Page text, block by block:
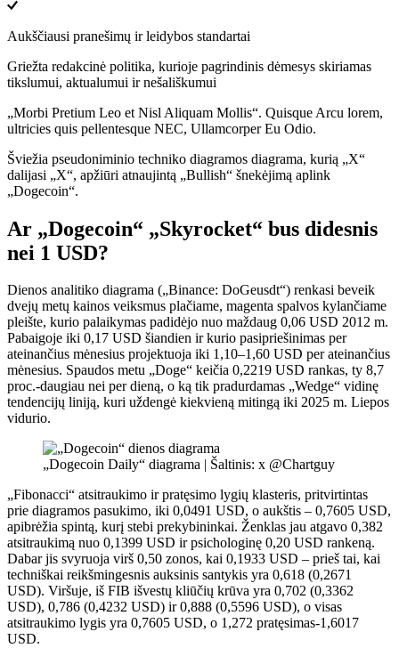
Aukščiausi pranešimų ir leidybos standartai
Griežta redakcinė politika, kurioje pagrindinis dėmesys skiriamas
tikslumui, aktualumui ir nešališkumui
„Morbi Pretium Leo et Nisl Aliquam Mollis“. Quisque Arcu lorem,
ultricies quis pellentesque NEC, Ullamcorper Eu Odio.
Šviežia pseudoniminio techniko diagramos diagrama, kurią „X“
dalijasi „X“, apžiūri atnaujintą „Bullish“ šnekėjimą aplink
„Dogecoin“.
Ar „Dogecoin“ „Skyrocket“ bus didesnis
nei 1 USD?
Dienos analitiko diagrama („Binance: DoGeusdt“) renkasi beveik
dvejų metų kainos veiksmus plačiame, magenta spalvos kylančiame
pleište, kurio palaikymas padidėjo nuo maždaug 0,06 USD 2012 m.
Pabaigoje iki 0,17 USD šiandien ir kurio pasipriešinimas per
ateinančius mėnesius projektuoja iki 1,10–1,60 USD per ateinančius
mėnesius. Spaudos metu „Doge“ keičia 0,2219 USD rankas, ty 8,7
proc.-daugiau nei per dieną, o ką tik pradurdamas „Wedge“ vidinę
tendencijų liniją, kuri uždengė kiekvieną mitingą iki 2025 m. Liepos
vidurio.
„Dogecoin Daily“ diagrama | Šaltinis: x @Chartguy
„Fibonacci“ atsitraukimo ir pratęsimo lygių klasteris, pritvirtintas
prie diagramos pasukimo, iki 0,0491 USD, o aukštis – 0,7605 USD,
apibrėžia spintą, kurį stebi prekybininkai. Ženklas jau atgavo 0,382
atsitraukimą nuo 0,1399 USD ir psichologinę 0,20 USD rankeną.
Dabar jis svyruoja virš 0,50 zonos, kai 0,1933 USD – prieš tai, kai
techniškai reikšmingesnis auksinis santykis yra 0,618 (0,2671
USD). Viršuje, iš FIB išvestų kliūčių krūva yra 0,702 (0,3362
USD), 0,786 (0,4232 USD) ir 0,888 (0,5596 USD), o visas
atsitraukimo lygis yra 0,7605 USD, o 1,272 pratęsimas-1,6017
USD.